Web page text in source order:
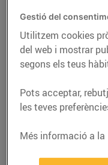
RECEPTES
Gestió del
Utilitzem cookies
del web i mostrar
segons els teus
Pots acceptar,
les teves
Més informació a la